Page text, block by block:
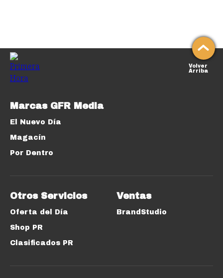
Volver
Arriba
Marcas GFR Media
El Nuevo Día
Magacín
Por Dentro
Otros Servicios
Oferta del Día
Shop PR
Clasificados PR
Ventas
BrandStudio